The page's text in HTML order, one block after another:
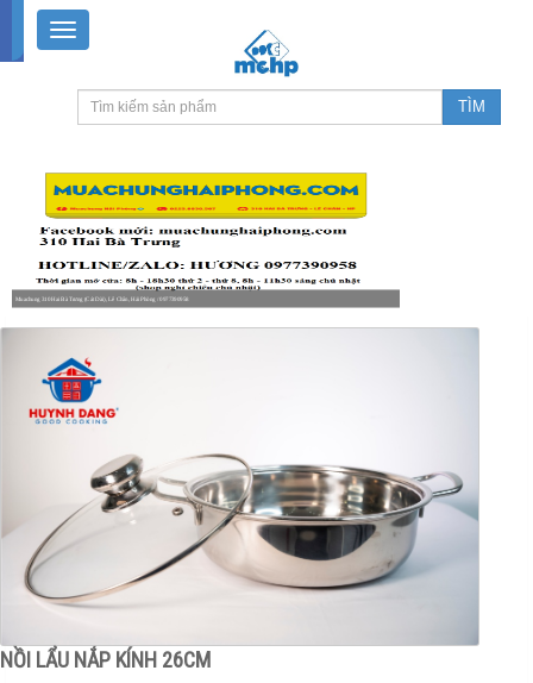
Muachung 310 Hai Bà Trưng (Cát Dài), Lê Chân, Hải Phòng / 0977390958
NỒI LẨU NẮP KÍNH 26CM